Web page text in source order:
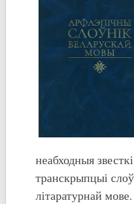
неабходныя
транскрыпцыі
літаратурнай мове.